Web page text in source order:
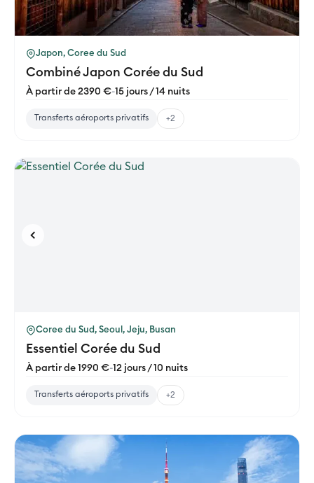
Japon, Coree du Sud
Combiné Japon Corée du Sud
À partir de 2390 €-15 jours / 14 nuits
Transferts aéroports privatifs +2
Coree du Sud, Seoul, Jeju, Busan
Essentiel Corée du Sud
À partir de 1990 €-12 jours / 10 nuits
Transferts aéroports privatifs +2